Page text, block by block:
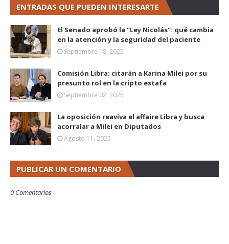
ENTRADAS QUE PUEDEN INTERESARTE
El Senado aprobó la "Ley Nicolás": qué cambia
en la atención y la seguridad del paciente
Septiembre 18, 2025
Comisión Libra: citarán a Karina Milei por su
presunto rol en la cripto estafa
Septiembre 02, 2025
La oposición reaviva el affaire Libra y busca
acorralar a Milei en Diputados
Agosto 11, 2025
PUBLICAR UN COMENTARIO
0 Comentarios